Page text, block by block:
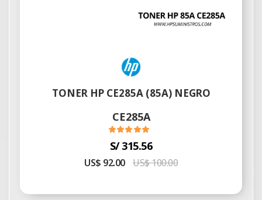
TONER HP CE285A (85A) NEGRO
CE285A
S/ 315.56
US$ 92.00 US$ 100.00